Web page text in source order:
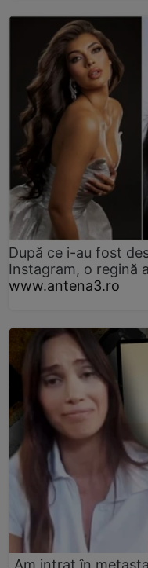
După ce i-au fost
Instagram, o regină
www.antena3.ro
„Am intrat în